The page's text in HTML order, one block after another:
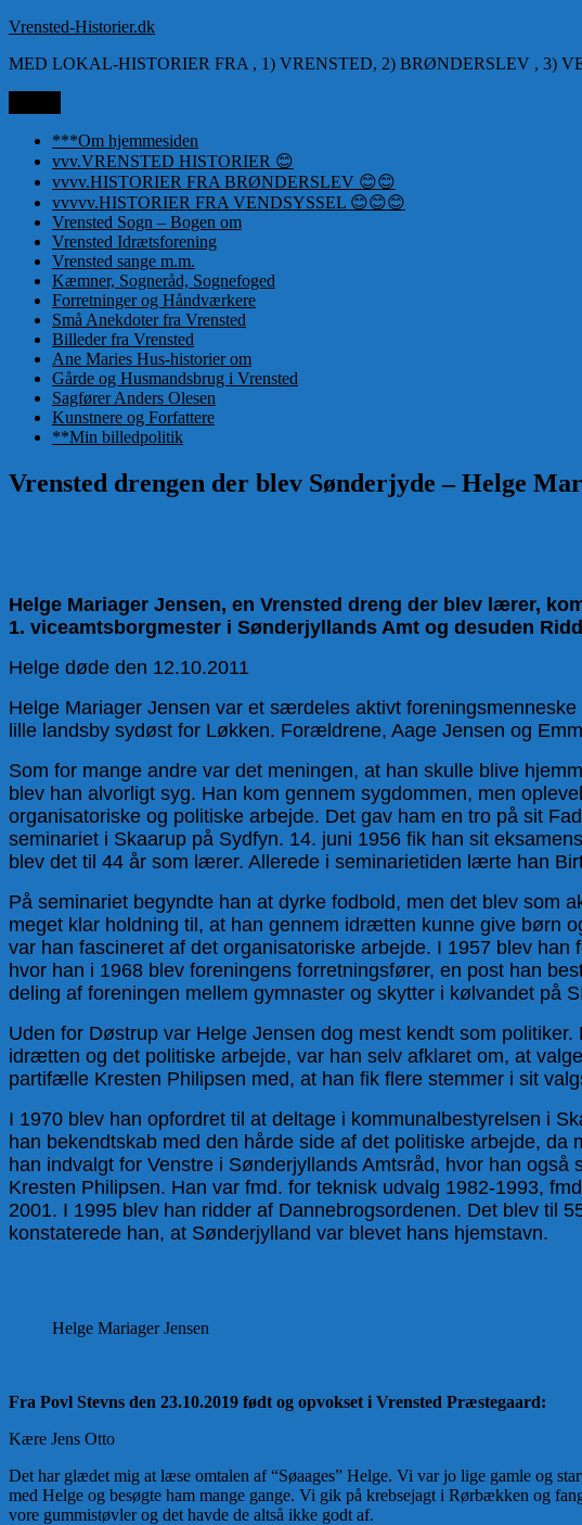
Videre
indhold
Vrensted-Historier.dk
MED LOKAL-HISTORIER FRA , 1) VRENSTED, 2) BRØNDERSLEV , 3)
***Om hjemmesiden
vvv.VRENSTED HISTORIER 😊
vvvv.HISTORIER FRA BRØNDERSLEV 😊😊
vvvvv.HISTORIER FRA VENDSYSSEL 😊😊😊
Vrensted Sogn – Bogen om
Vrensted Idrætsforening
Vrensted sange m.m.
Kæmner, Sogneråd, Sognefoged
Forretninger og Håndværkere
Små Anekdoter fra Vrensted
Billeder fra Vrensted
Ane Maries Hus-historier om
Gårde og Husmandsbrug i Vrensted
Sagfører Anders Olesen
Kunstnere og Forfattere
**Min billedpolitik
Vrensted drengen der blev Sønderjyde – Helge
Helge Mariager Jensen, en Vrensted dreng der blev lærer,
1. viceamtsborgmester i Sønderjyllands Amt og desuden
Helge døde den 12.10.2011
Helge Mariager Jensen var et særdeles aktivt
lille landsby sydøst for Løkken. Forældrene, Aage Jensen og
Som for mange andre var det meningen, at han skulle blive
blev han alvorligt syg. Han kom gennem sygdommen, men
organisatoriske og politiske arbejde. Det gav ham en tro på sit
seminariet i Skaarup på Sydfyn. 14. juni 1956 fik han sit
blev det til 44 år som lærer. Allerede i seminarietiden lærte han
På seminariet begyndte han at dyrke fodbold, men det blev
meget klar holdning til, at han gennem idrætten kunne give børn
var han fascineret af det organisatoriske arbejde. I 1957 blev
hvor han i 1968 blev foreningens forretningsfører, en post han
deling af foreningen mellem gymnaster og skytter i kølvandet på
Uden for Døstrup var Helge Jensen dog mest kendt som
idrætten og det politiske arbejde, var han selv afklaret om, at
partifælle Kresten Philipsen med, at han fik flere stemmer i sit
I 1970 blev han opfordret til at deltage i kommunalbestyrelsen i
han bekendtskab med den hårde side af det politiske arbejde,
han indvalgt for Venstre i Sønderjyllands Amtsråd, hvor han
Kresten Philipsen. Han var fmd. for teknisk udvalg 1982-1993,
2001. I 1995 blev han ridder af Dannebrogsordenen. Det blev til
konstaterede han, at Sønderjylland var blevet hans hjemstavn.
Helge Mariager Jensen
Fra Povl Stevns den 23.10.2019 født og opvokset i Vrensted Præstegaard:
Kære Jens Otto
Det har glædet mig at læse omtalen af “Søaages” Helge. Vi var jo lige gamle og
med Helge og besøgte ham mange gange. Vi gik på krebsejagt i Rørbækken og
vore gummistøvler og det havde de altså ikke godt af.